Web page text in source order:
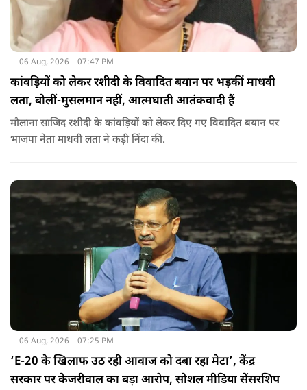
06 Aug, 2026 07:47 PM
कांवड़ियों को लेकर रशीदी के विवादित बयान पर भड़कीं माधवी
लता, बोलीं-मुसलमान नहीं, आत्मघाती आतंकवादी हैं
मौलाना साजिद रशीदी के कांवड़ियों को लेकर दिए गए विवादित बयान पर
भाजपा नेता माधवी लता ने कड़ी निंदा की.
06 Aug, 2026 07:25 PM
‘E-20 के खिलाफ उठ रही आवाज को दबा रहा मेटा’, केंद्र
सरकार पर केजरीवाल का बड़ा आरोप, सोशल मीडिया सेंसरशिप